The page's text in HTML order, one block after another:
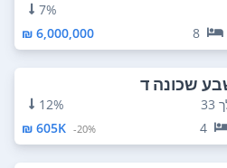
7%
8
6,000,000 ₪
שכונה ד
12%
4
20%-
605K ₪